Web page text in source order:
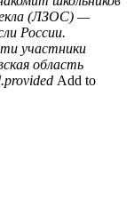
(ЛЗОС) —
России.
участники
область
Add to